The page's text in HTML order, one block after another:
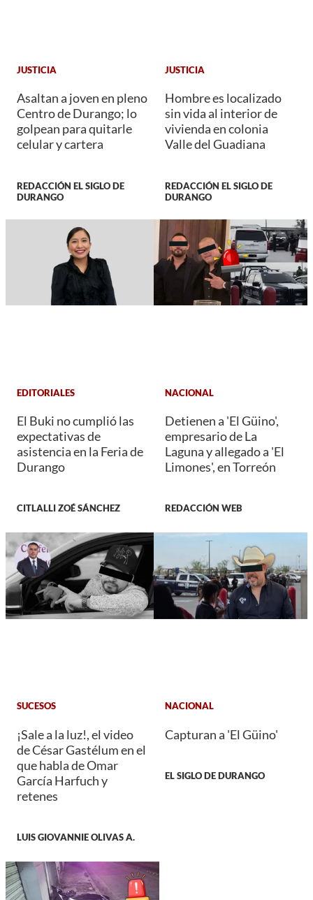
JUSTICIA
Asaltan a joven en pleno
Centro de Durango; lo
golpean para quitarle
celular y cartera
REDACCIÓN EL SIGLO DE
DURANGO
JUSTICIA
Hombre es localizado
sin vida al interior de
vivienda en colonia
Valle del Guadiana
REDACCIÓN EL SIGLO DE
DURANGO
EDITORIALES
El Buki no cumplió las
expectativas de
asistencia en la Feria de
Durango
CITLALLI ZOÉ SÁNCHEZ
NACIONAL
Detienen a 'El Güino',
empresario de La
Laguna y allegado a 'El
Limones', en Torreón
REDACCIÓN WEB
SUCESOS
¡Sale a la luz!, el video
de César Gastélum en el
que habla de Omar
García Harfuch y
retenes
LUIS GIOVANNIE OLIVAS A.
NACIONAL
Capturan a 'El Güino'
EL SIGLO DE DURANGO